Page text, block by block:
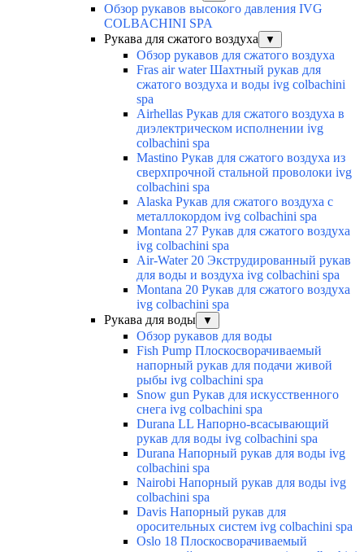
Обзор рукавов высокого давления IVG
COLBACHINI SPA
Рукава для сжатого воздуха
▼
Обзор рукавов для сжатого воздуха
Fras air water Шахтный рукав для
сжатого воздуха и воды ivg colbachini
spa
Airhellas Рукав для сжатого воздуха в
диэлектрическом исполнении ivg
colbachini spa
Mastino Рукав для сжатого воздуха из
сверхпрочной стальной проволоки ivg
colbachini spa
Alaska Рукав для сжатого воздуха с
металлокордом ivg colbachini spa
Montana 27 Рукав для сжатого воздуха
ivg colbachini spa
Air-Water 20 Экструдированный рукав
для воды и воздуха ivg colbachini spa
Montana 20 Рукав для сжатого воздуха
ivg colbachini spa
Рукава для воды
▼
Обзор рукавов для воды
Fish Pump Плоскосворачиваемый
напорный рукав для подачи живой
рыбы ivg colbachini spa
Snow gun Рукав для искусственного
снега ivg colbachini spa
Durana LL Напорно-всасывающий
рукав для воды ivg colbachini spa
Durana Напорный рукав для воды ivg
colbachini spa
Nairobi Напорный рукав для воды ivg
colbachini spa
Davis Напорный рукав для
оросительных систем ivg colbachini spa
Oslo 18 Плоскосворачиваемый